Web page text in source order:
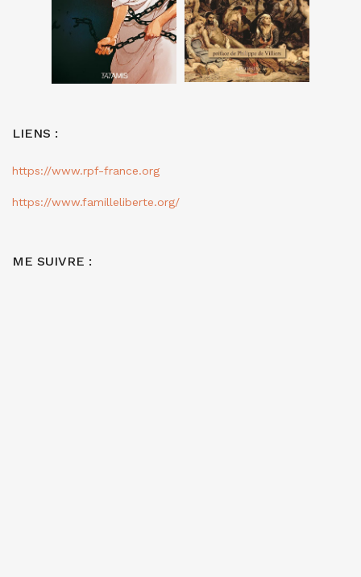
LIENS :
https://www.rpf-france.org
https://www.familleliberte.org/
ME SUIVRE :